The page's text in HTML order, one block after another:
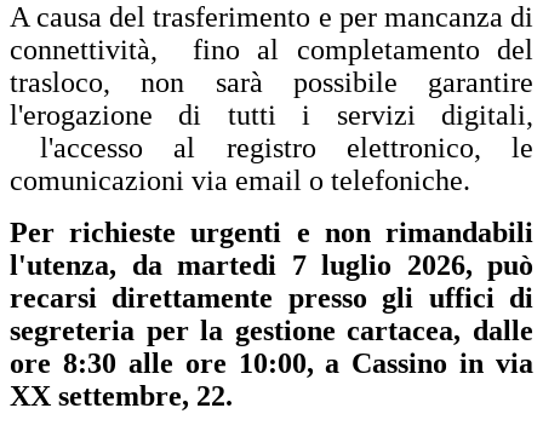
A causa del trasferimento e per mancanza di
connettività, fino al completamento del
trasloco, non sarà possibile garantire
l'erogazione di tutti i servizi digitali,
l'accesso al registro elettronico, le
comunicazioni via email o telefoniche.
Per richieste urgenti e non rimandabili
l'utenza, da martedi 7 luglio 2026, può
recarsi direttamente presso gli uffici di
segreteria per la gestione cartacea, dalle
ore 8:30 alle ore 10:00, a Cassino in via
XX settembre, 22.